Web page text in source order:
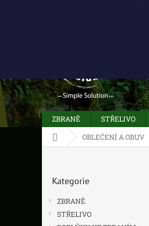
ZBRANĚ STŘELIVO
Domů OBLEČENÍ A OBUV
kategorie
Kategorie
ZBRANĚ
STŘELIVO